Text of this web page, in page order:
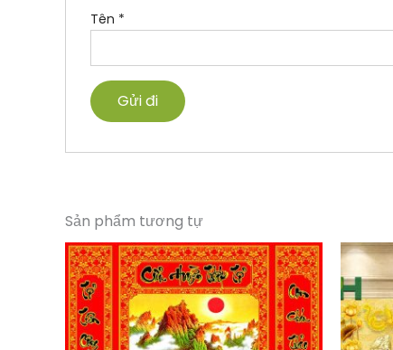
Tên *
Sản phẩm tương tự